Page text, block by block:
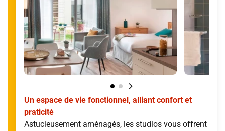
Un espace de vie fonctionnel, alliant confort et
praticité
Astucieusement aménagés, les studios vous offrent